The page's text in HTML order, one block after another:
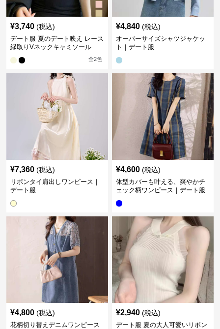
¥3,740 (税込)
デート服 夏のデート映え レース
縁取りVネックキャミソール
全2色
¥4,840 (税込)
オーバーサイズシャツジャケッ
ト｜デート服
¥7,360 (税込)
リボンタイ肩出しワンピース｜
デート服
¥4,600 (税込)
体型カバーも叶える、爽やかチ
ェック柄ワンピース｜デート服
¥4,800 (税込)
花柄切り替えデニムワンピース
¥2,940 (税込)
デート服 夏の大人可愛いリボン